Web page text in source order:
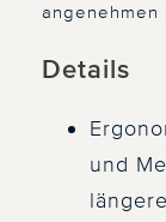
angenehmen
Details
und